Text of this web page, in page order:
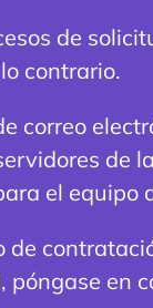
de
contrario.
correo
de
el equipo
de
en